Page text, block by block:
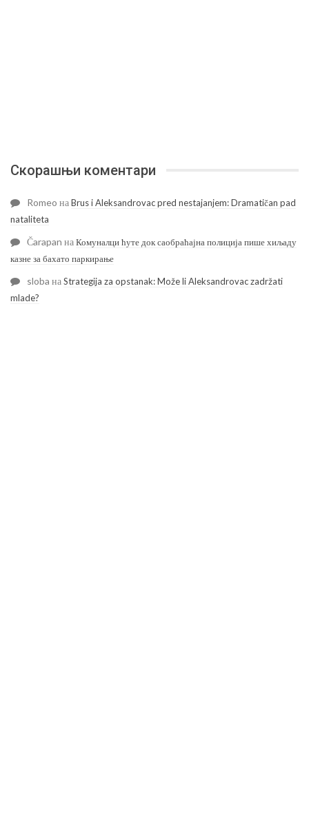
Скорашњи коментари
Romeo наBrus i Aleksandrovac pred nestajanjem: Dramatičan pad
nataliteta
Čarapan наКомуналци ћуте док саобраћајна полиција пише хиљаду
казне за бахато паркирање
sloba наStrategija za opstanak: Može li Aleksandrovac zadržati
mlade?